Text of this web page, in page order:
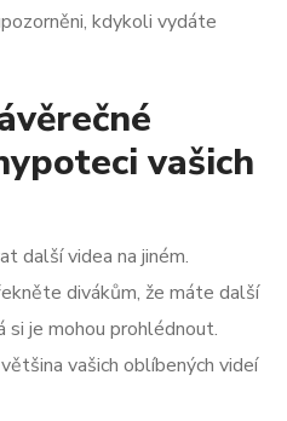
kdykoli vydáte
vašich
další videa na jiném.
divákům, že máte další
si je mohou prohlédnout.
vašich oblíbených videí